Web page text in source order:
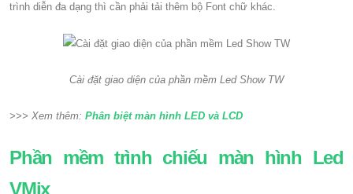
trình diễn đa dạng thì cần phải tải thêm bộ Font chữ khác.
Cài đặt giao diện của phần mềm Led Show TW
>>> Xem thêm: Phân biệt màn hình LED và LCD
Phần mềm trình chiếu màn hình Led
VMix